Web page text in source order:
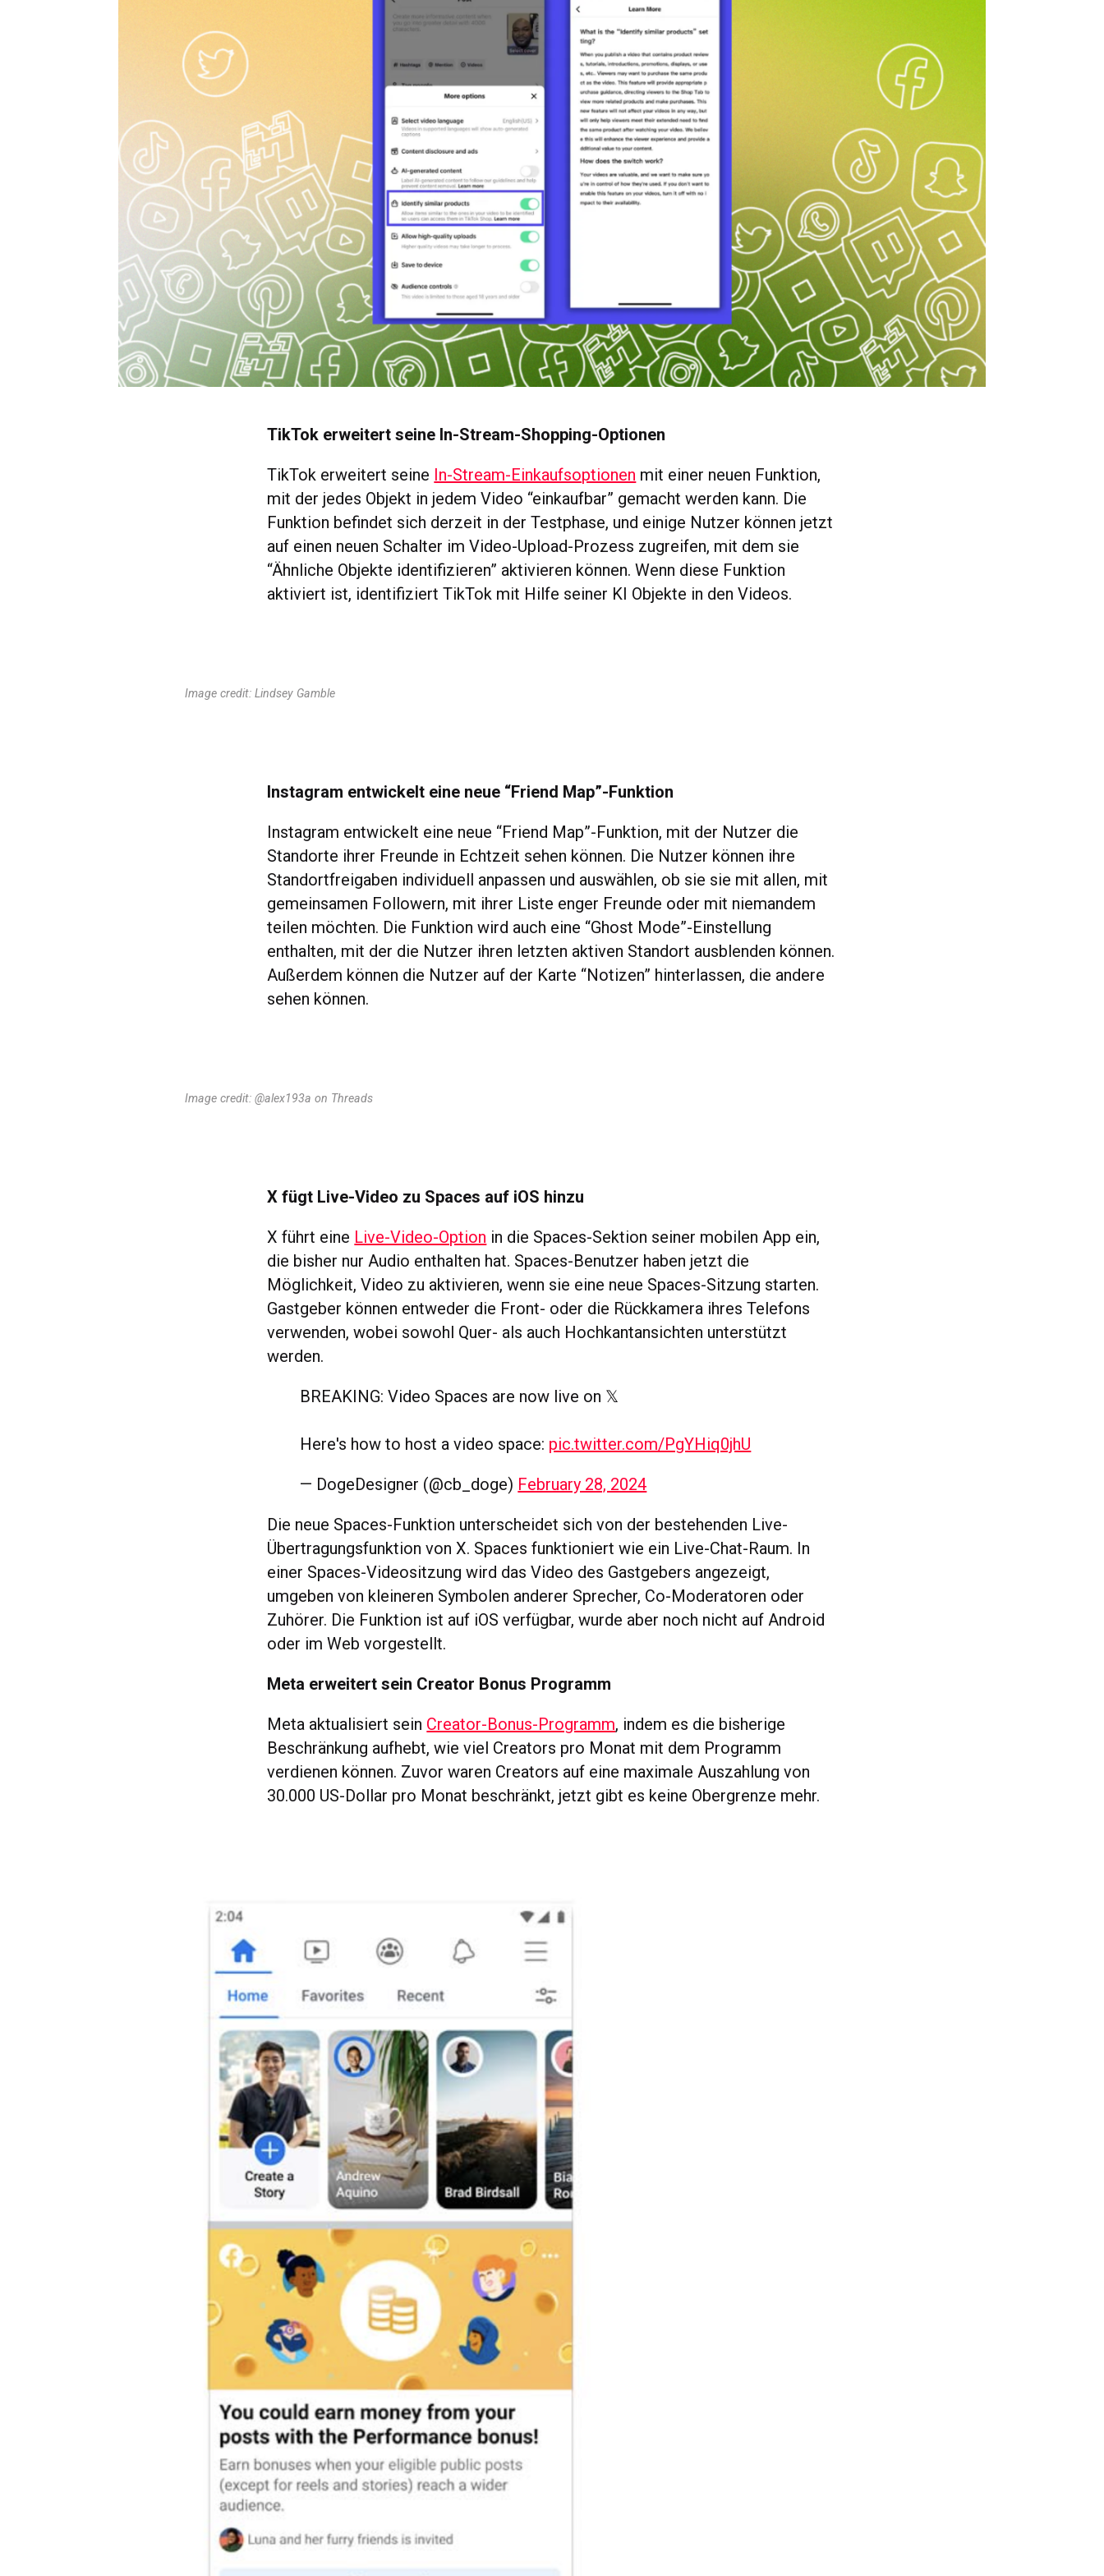
TikTok erweitert seine In-Stream-Shopping-Optionen
TikTok erweitert seine In-Stream-Einkaufsoptionen mit einer neuen Funktion,
mit der jedes Objekt in jedem Video “einkaufbar” gemacht werden kann. Die
Funktion befindet sich derzeit in der Testphase, und einige Nutzer können jetzt
auf einen neuen Schalter im Video-Upload-Prozess zugreifen, mit dem sie
“Ähnliche Objekte identifizieren” aktivieren können. Wenn diese Funktion
aktiviert ist, identifiziert TikTok mit Hilfe seiner KI Objekte in den Videos.
Image credit: Lindsey Gamble
Instagram entwickelt eine neue “Friend Map”-Funktion
Instagram entwickelt eine neue “Friend Map”-Funktion, mit der Nutzer die
Standorte ihrer Freunde in Echtzeit sehen können. Die Nutzer können ihre
Standortfreigaben individuell anpassen und auswählen, ob sie sie mit allen, mit
gemeinsamen Followern, mit ihrer Liste enger Freunde oder mit niemandem
teilen möchten. Die Funktion wird auch eine “Ghost Mode”-Einstellung
enthalten, mit der die Nutzer ihren letzten aktiven Standort ausblenden können.
Außerdem können die Nutzer auf der Karte “Notizen” hinterlassen, die andere
sehen können.
Image credit: @alex193a on Threads
X fügt Live-Video zu Spaces auf iOS hinzu
X führt eine Live-Video-Option in die Spaces-Sektion seiner mobilen App ein,
die bisher nur Audio enthalten hat. Spaces-Benutzer haben jetzt die
Möglichkeit, Video zu aktivieren, wenn sie eine neue Spaces-Sitzung starten.
Gastgeber können entweder die Front- oder die Rückkamera ihres Telefons
verwenden, wobei sowohl Quer- als auch Hochkantansichten unterstützt
werden.
BREAKING: Video Spaces are now live on 𝕏
Here's how to host a video space: pic.twitter.com/PgYHiq0jhU
— DogeDesigner (@cb_doge) February 28, 2024
Die neue Spaces-Funktion unterscheidet sich von der bestehenden Live-
Übertragungsfunktion von X. Spaces funktioniert wie ein Live-Chat-Raum. In
einer Spaces-Videositzung wird das Video des Gastgebers angezeigt,
umgeben von kleineren Symbolen anderer Sprecher, Co-Moderatoren oder
Zuhörer. Die Funktion ist auf iOS verfügbar, wurde aber noch nicht auf Android
oder im Web vorgestellt.
Meta erweitert sein Creator Bonus Programm
Meta aktualisiert sein Creator-Bonus-Programm, indem es die bisherige
Beschränkung aufhebt, wie viel Creators pro Monat mit dem Programm
verdienen können. Zuvor waren Creators auf eine maximale Auszahlung von
30.000 US-Dollar pro Monat beschränkt, jetzt gibt es keine Obergrenze mehr.